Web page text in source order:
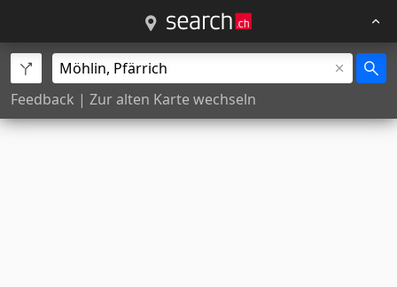
Feedback | Zur alten Karte wechseln